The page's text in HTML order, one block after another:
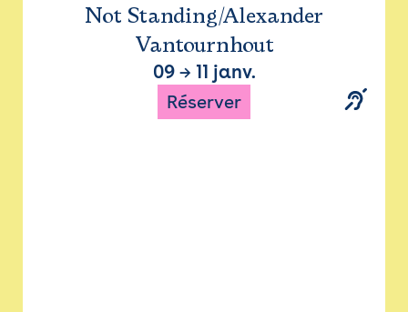
Not Standing/Alexander
Vantournhout
09→ 11 janv.
Réserver